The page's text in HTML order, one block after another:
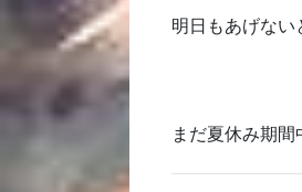
明日もあげない
まだ夏休み期